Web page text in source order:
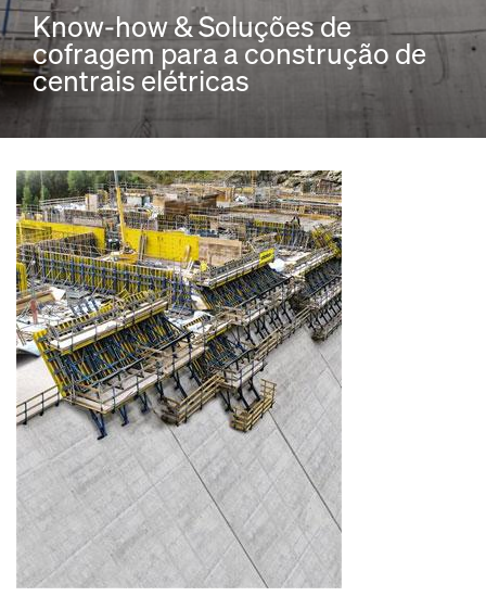
Know-how & Soluções de
cofragem para a construção de
centrais elétricas